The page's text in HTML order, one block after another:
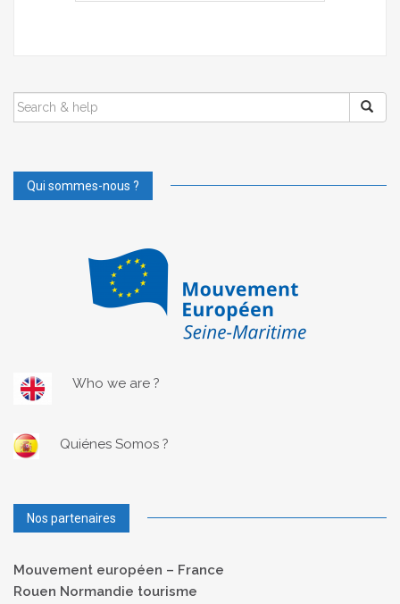
SEARCH
FOR:
Qui sommes-nous ?
Who we are ?
Quiénes Somos ?
Nos partenaires
Mouvement européen – France
Rouen Normandie tourisme